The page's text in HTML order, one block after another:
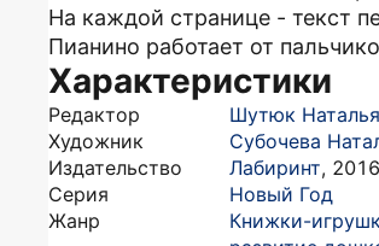
На каждой странице - текст
Пианино работает от
Характеристики
Редактор
Шутюк
Художник
Субочева
Издательство
Лабиринт, 2016
Серия
Новый Год
Жанр
Книжки-